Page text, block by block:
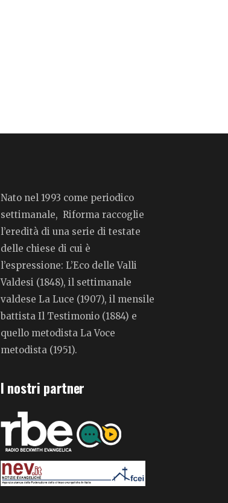
Nato nel 1993 come periodico
settimanale, Riforma raccoglie
l’eredità di una serie di testate
delle chiese di cui è
l’espressione: L’Eco delle Valli
Valdesi (1848), il settimanale
valdese La Luce (1907), il mensile
battista Il Testimonio (1884) e
quello metodista La Voce
metodista (1951).
I nostri partner